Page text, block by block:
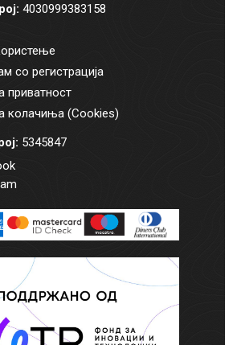
4030999383158
со регистрација
приватност
колачиња (Cookies)
5345847